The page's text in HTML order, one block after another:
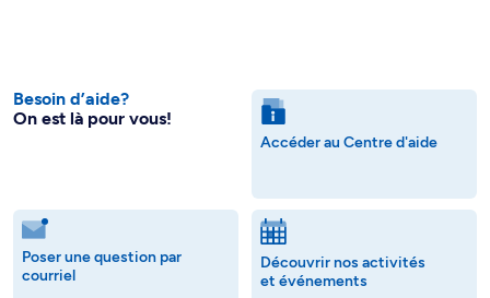
Besoin d’aide?
On est là pour vous!
Accéder au Centre d'aide
Poser une question par
courriel
Découvrir nos activités
et événements